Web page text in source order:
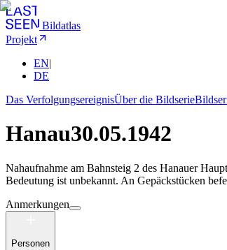
Bildatlas
Projekt
EN|
DE
Das VerfolgungsereignisÜber die Bildserie
Hanau30.05.1942
Nahaufnahme am Bahnsteig 2 des Hanauer
Bedeutung ist unbekannt. An Gepäckstücken
Anmerkungen
Personen